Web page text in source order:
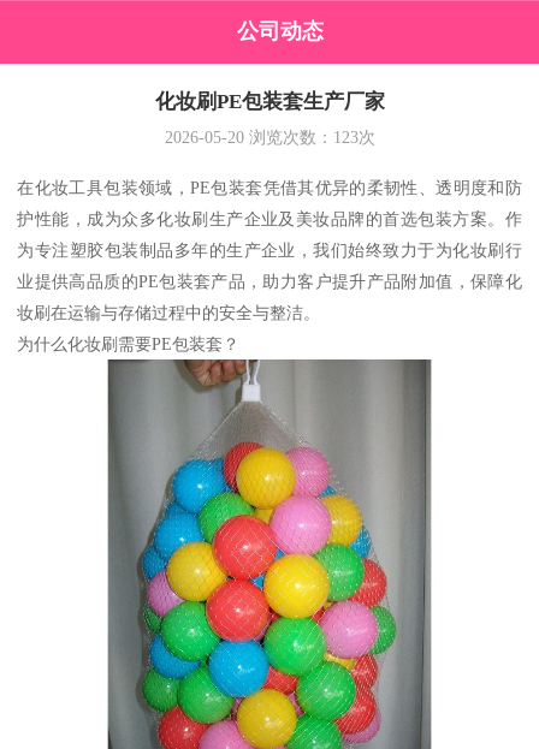
公司动态
化妆刷PE包装套生产厂家
2026-05-20浏览次数： 123次
在化妆工具包装领域，PE包装套凭借其优异的柔韧性、透明度和防
护性能，成为众多化妆刷生产企业及美妆品牌的首选包装方案。作
为专注塑胶包装制品多年的生产企业，我们始终致力于为化妆刷行
业提供高品质的PE包装套产品，助力客户提升产品附加值，保障化
妆刷在运输与存储过程中的安全与整洁。
为什么化妆刷需要PE包装套？